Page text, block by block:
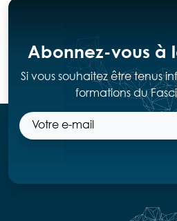
Abonnez-vous à
Si vous souhaitez être tenus
formations du